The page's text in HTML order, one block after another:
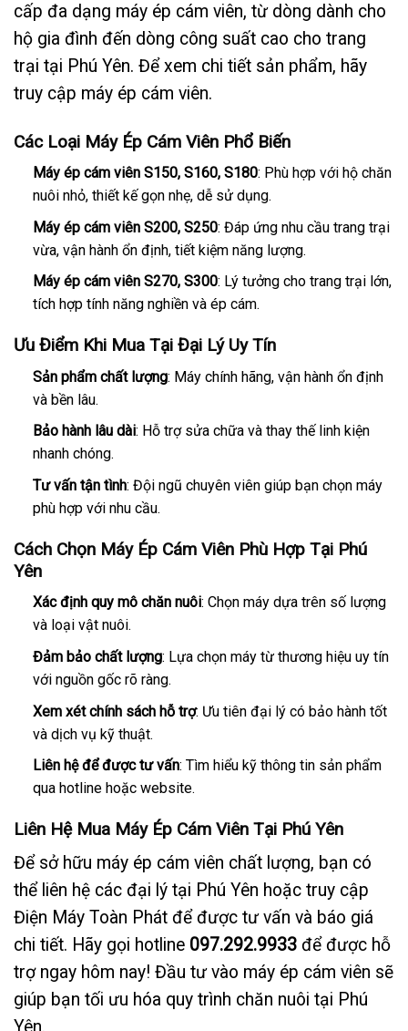
cấp đa dạng máy ép cám viên, từ dòng dành cho
hộ gia đình đến dòng công suất cao cho trang
trại tại Phú Yên. Để xem chi tiết sản phẩm, hãy
truy cập máy ép cám viên.
Các Loại Máy Ép Cám Viên Phổ Biến
Máy ép cám viên S150, S160, S180: Phù hợp với hộ chăn
nuôi nhỏ, thiết kế gọn nhẹ, dễ sử dụng.
Máy ép cám viên S200, S250: Đáp ứng nhu cầu trang trại
vừa, vận hành ổn định, tiết kiệm năng lượng.
Máy ép cám viên S270, S300: Lý tưởng cho trang trại lớn,
tích hợp tính năng nghiền và ép cám.
Ưu Điểm Khi Mua Tại Đại Lý Uy Tín
Sản phẩm chất lượng: Máy chính hãng, vận hành ổn định
và bền lâu.
Bảo hành lâu dài: Hỗ trợ sửa chữa và thay thế linh kiện
nhanh chóng.
Tư vấn tận tình: Đội ngũ chuyên viên giúp bạn chọn máy
phù hợp với nhu cầu.
Cách Chọn Máy Ép Cám Viên Phù Hợp Tại Phú
Yên
Xác định quy mô chăn nuôi: Chọn máy dựa trên số lượng
và loại vật nuôi.
Đảm bảo chất lượng: Lựa chọn máy từ thương hiệu uy tín
với nguồn gốc rõ ràng.
Xem xét chính sách hỗ trợ: Ưu tiên đại lý có bảo hành tốt
và dịch vụ kỹ thuật.
Liên hệ để được tư vấn: Tìm hiểu kỹ thông tin sản phẩm
qua hotline hoặc website.
Liên Hệ Mua Máy Ép Cám Viên Tại Phú Yên
Để sở hữu máy ép cám viên chất lượng, bạn có
thể liên hệ các đại lý tại Phú Yên hoặc truy cập
Điện Máy Toàn Phát để được tư vấn và báo giá
chi tiết. Hãy gọi hotline 097.292.9933 để được hỗ
trợ ngay hôm nay! Đầu tư vào máy ép cám viên sẽ
giúp bạn tối ưu hóa quy trình chăn nuôi tại Phú
Yên.